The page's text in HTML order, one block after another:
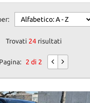
Trovati 24 risultati
Pagina: 2 di 2